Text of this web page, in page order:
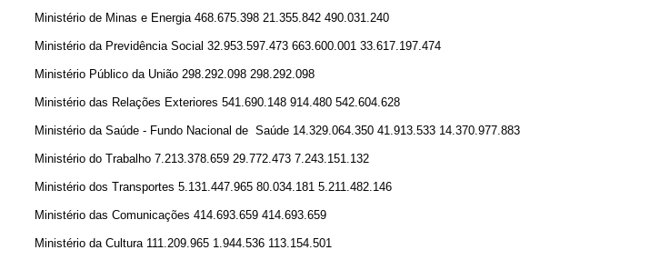
Ministério de Minas e Energia 468.675.398 21.355.842 490.031.240
Ministério da Previdência Social 32.953.597.473 663.600.001 33.617.197.474
Ministério Público da União 298.292.098 298.292.098
Ministério das Relações Exteriores 541.690.148 914.480 542.604.628
Ministério da Saúde - Fundo Nacional de Saúde 14.329.064.350 41.913.533 14.370.977.883
Ministério do Trabalho 7.213.378.659 29.772.473 7.243.151.132
Ministério dos Transportes 5.131.447.965 80.034.181 5.211.482.146
Ministério das Comunicações 414.693.659 414.693.659
Ministério da Cultura 111.209.965 1.944.536 113.154.501